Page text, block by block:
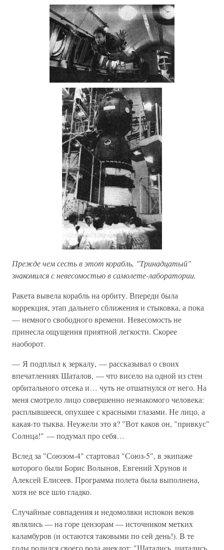
Прежде чем сесть в этот корабль, "Тринадцатый"
знакомился с невесомостью в самолете-лаборатории.
Ракета вывела корабль на орбиту. Впереди была
коррекция, этап дальнего сближения и стыковка, а пока
— немного свободного времени. Невесомость не
принесла ощущения приятной легкости. Скорее
наоборот.
— Я подплыл к зеркалу, — рассказывал о своих
впечатлениях Шаталов, — что висело на одной из стен
орбитального отсека и… чуть не отшатнулся от него. На
меня смотрело лицо совершенно незнакомого человека:
расплывшееся, опухшее с красными глазами. Не лицо, а
какая-то тыква. Неужели это я? "Вот каков он, "привкус"
Солнца!" — подумал про себя…
Вслед за "Союзом-4" стартовал "Союз-5", в экипаже
которого были Борис Волынов, Евгений Хрунов и
Алексей Елисеев. Программа полета была выполнена,
хотя не все шло гладко.
Случайные совпадения и недомолвки испокон веков
являлись — на горе цензорам — источником метких
каламбуров (и остаются таковыми по сей день!). В те
годы родился своего рода анекдот: "Шатались, шатались,